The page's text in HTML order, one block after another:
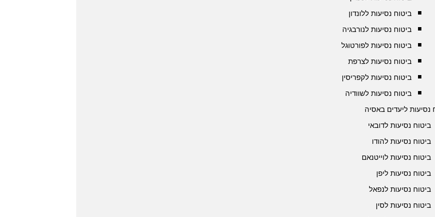
ביטוח נסיעות ללונדון
ביטוח נסיעות לנורבגיה
ביטוח נסיעות לפורטוגל
ביטוח נסיעות לצרפת
ביטוח נסיעות לקפריסין
ביטוח נסיעות לשוודיה
נסיעות ליעדים באסיה
ביטוח נסיעות לדובאי
ביטוח נסיעות להודו
ביטוח נסיעות לוייטנאם
ביטוח נסיעות ליפן
ביטוח נסיעות לנפאל
ביטוח נסיעות לסין